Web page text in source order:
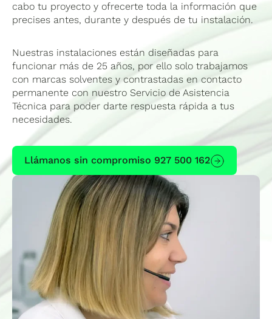
cabo tu proyecto y ofrecerte toda la información que
precises antes, durante y después de tu instalación.
Nuestras instalaciones están diseñadas para
funcionar más de 25 años, por ello solo trabajamos
con marcas solventes y contrastadas en contacto
permanente con nuestro Servicio de Asistencia
Técnica para poder darte respuesta rápida a tus
necesidades.
Llámanos sin compromiso 927 500 162